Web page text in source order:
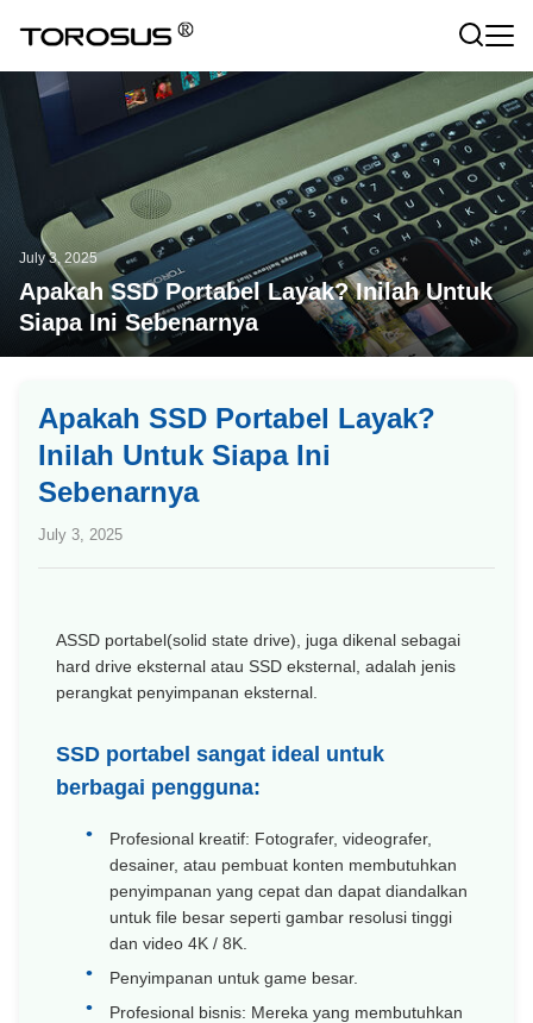
July 3, 2025
Apakah SSD Portabel Layak? Inilah Untuk
Siapa Ini Sebenarnya
Apakah SSD Portabel Layak?
Inilah Untuk Siapa Ini
Sebenarnya
July 3, 2025
ASSD portabel(solid state drive), juga dikenal sebagai
hard drive eksternal atau SSD eksternal, adalah jenis
perangkat penyimpanan eksternal.
SSD portabel sangat ideal untuk
berbagai pengguna:
Profesional kreatif: Fotografer, videografer,
desainer, atau pembuat konten membutuhkan
penyimpanan yang cepat dan dapat diandalkan
untuk file besar seperti gambar resolusi tinggi
dan video 4K / 8K.
Penyimpanan untuk game besar.
Profesional bisnis: Mereka yang membutuhkan